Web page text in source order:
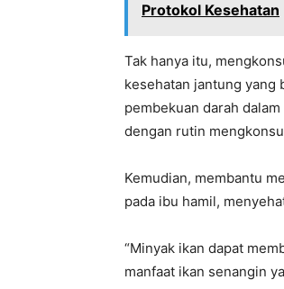
Protokol Kesehatan
Tak hanya itu,
kesehatan jantung yang
pembekuan darah
dengan rutin
Kemudian, membantu
pada ibu hamil,
“Minyak ikan dapat
manfaat ikan senangin